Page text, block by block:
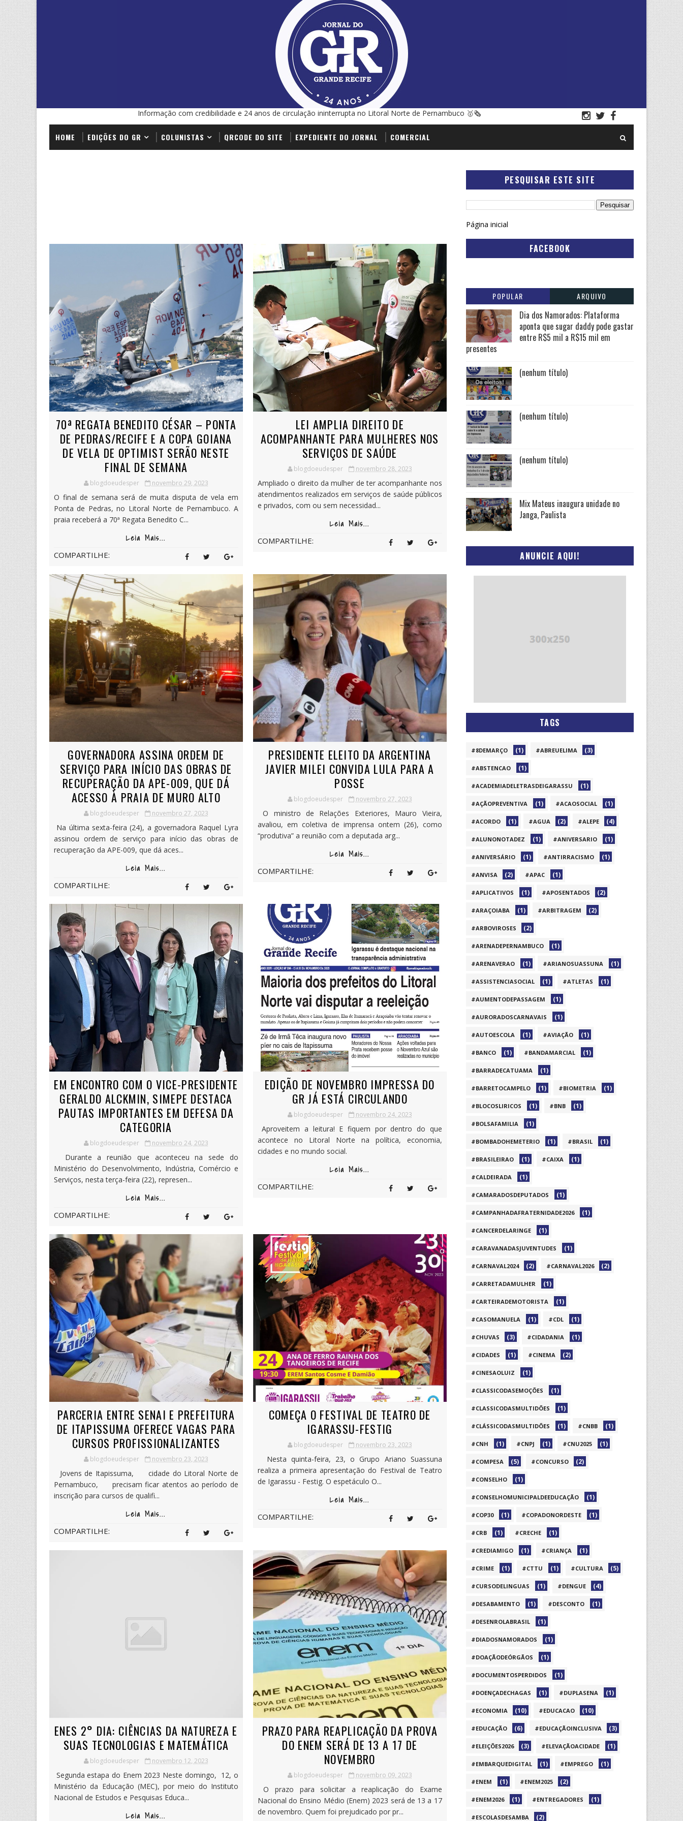
Informação com credibilidade e 24 anos de circulação ininterrupta no Litoral Norte de Pernambuco 🥇🗞
HOME EDIÇÕES DO GR COLUNISTAS QRCODE DO SITE EXPEDIENTE DO JORNAL COMERCIAL
70ª REGATA BENEDITO CÉSAR – PONTA
DE PEDRAS/RECIFE E A COPA GOIANA
DE VELA DE OPTIMIST SERÃO NESTE
FINAL DE SEMANA
blogdoeudesper novembro 29, 2023
O final de semana será de muita disputa de vela em
Ponta de Pedras, no Litoral Norte de Pernambuco. A
praia receberá a 70ª Regata Benedito C...
Leia Mais...
COMPARTILHE:
LEI AMPLIA DIREITO DE
ACOMPANHANTE PARA MULHERES NOS
SERVIÇOS DE SAÚDE
blogdoeudesper novembro 28, 2023
Ampliado o direito da mulher de ter acompanhante nos
atendimentos realizados em serviços de saúde públicos
e privados, com ou sem necessidad...
Leia Mais...
COMPARTILHE:
GOVERNADORA ASSINA ORDEM DE
SERVIÇO PARA INÍCIO DAS OBRAS DE
RECUPERAÇÃO DA APE-009, QUE DÁ
ACESSO À PRAIA DE MURO ALTO
blogdoeudesper novembro 27, 2023
Na última sexta-feira (24), a governadora Raquel Lyra
assinou ordem de serviço para início das obras de
recuperação da APE-009, que dá aces...
Leia Mais...
COMPARTILHE:
PRESIDENTE ELEITO DA ARGENTINA
JAVIER MILEI CONVIDA LULA PARA A
POSSE
blogdoeudesper novembro 27, 2023
O ministro de Relações Exteriores, Mauro Vieira,
avaliou, em coletiva de imprensa ontem (26), como
“produtiva” a reunião com a deputada arg...
Leia Mais...
COMPARTILHE:
EM ENCONTRO COM O VICE-PRESIDENTE
GERALDO ALCKMIN, SIMEPE DESTACA
PAUTAS IMPORTANTES EM DEFESA DA
CATEGORIA
blogdoeudesper novembro 24, 2023
Durante a reunião que aconteceu na sede do
Ministério do Desenvolvimento, Indústria, Comércio e
Serviços, nesta terça-feira (22), represen...
Leia Mais...
COMPARTILHE:
EDIÇÃO DE NOVEMBRO IMPRESSA DO
GR JÁ ESTÁ CIRCULANDO
blogdoeudesper novembro 24, 2023
Aproveitem a leitura! E fiquem por dentro do que
acontece no Litoral Norte na política, economia,
cidades e no mundo social.
Leia Mais...
COMPARTILHE:
PARCERIA ENTRE SENAI E PREFEITURA
DE ITAPISSUMA OFERECE VAGAS PARA
CURSOS PROFISSIONALIZANTES
blogdoeudesper novembro 23, 2023
Jovens de Itapissuma, cidade do Litoral Norte de
Pernambuco, precisam ficar atentos ao período de
inscrição para cursos de qualifi...
Leia Mais...
COMPARTILHE:
COMEÇA O FESTIVAL DE TEATRO DE
IGARASSU-FESTIG
blogdoeudesper novembro 23, 2023
Nesta quinta-feira, 23, o Grupo Ariano Suassuna
realiza a primeira apresentação do Festival de Teatro
de Igarassu - Festig. O espetáculo O...
Leia Mais...
COMPARTILHE:
ENES 2° DIA: CIÊNCIAS DA NATUREZA E
SUAS TECNOLOGIAS E MATEMÁTICA
blogdoeudesper novembro 12, 2023
Segunda estapa do Enem 2023 Neste domingo, 12, o
Ministério da Educação (MEC), por meio do Instituto
Nacional de Estudos e Pesquisas Educa...
Leia Mais...
PRAZO PARA REAPLICAÇÃO DA PROVA
DO ENEM SERÁ DE 13 A 17 DE
NOVEMBRO
blogdoeudesper novembro 09, 2023
O prazo para solicitar a reaplicação do Exame
Nacional do Ensino Médio (Enem) 2023 será de 13 a 17
de novembro. Quem foi prejudicado por pr...
PESQUISAR ESTE SITE
Página inicial
FACEBOOK
POPULAR ARQUIVO
Dia dos Namorados: Plataforma
aponta que sugar daddy pode gastar
entre R$5 mil a R$15 mil em
presentes
(nenhum título)
(nenhum título)
(nenhum título)
Mix Mateus inaugura unidade no
Janga, Paulista
ANUNCIE AQUI!
TAGS
#8DEMARÇO (1) #ABREUELIMA (3)
#ABSTENCAO (1)
#ACADEMIADELETRASDEIGARASSU (1)
#AÇÃOPREVENTIVA (1) #ACAOSOCIAL (1)
#ACORDO (1) #AGUA (2) #ALEPE (4)
#ALUNONOTADEZ (1) #ANIVERSARIO (1)
#ANIVERSÁRIO (1) #ANTIRRACISMO (1)
#ANVISA (2) #APAC (1)
#APLICATIVOS (1) #APOSENTADOS (2)
#ARAÇOIABA (1) #ARBITRAGEM (2)
#ARBOVIROSES (2)
#ARENADEPERNAMBUCO (1)
#ARENAVERAO (1) #ARIANOSUASSUNA (1)
#ASSISTENCIASOCIAL (1) #ATLETAS (1)
#AUMENTODEPASSAGEM (1)
#AURORADOSCARNAVAIS (1)
#AUTOESCOLA (1) #AVIAÇÃO (1)
#BANCO (1) #BANDAMARCIAL (1)
#BARRADECATUAMA (1)
#BARRETOCAMPELO (1) #BIOMETRIA (1)
#BLOCOSLIRICOS (1) #BNB (1)
#BOLSAFAMILIA (1)
#BOMBADOHEMETERIO (1) #BRASIL (1)
#BRASILEIRAO (1) #CAIXA (1)
#CALDEIRADA (1)
#CAMARADOSDEPUTADOS (1)
#CAMPANHADAFRATERNIDADE2026 (1)
#CANCERDELARINGE (1)
#CARAVANADASJUVENTUDES (1)
#CARNAVAL2024 (2) #CARNAVAL2026 (2)
#CARRETADAMULHER (1)
#CARTEIRADEMOTORISTA (1)
#CASOMANUELA (1) #CDL (1)
#CHUVAS (3) #CIDADANIA (1)
#CIDADES (1) #CINEMA (2)
#CINESAOLUIZ (1)
#CLASSICODASEMOÇÕES (1)
#CLASSICODASMULTIDÕES (1)
#CLÁSSICODASMULTIDÕES (1) #CNBB (1)
#CNH (1) #CNPJ (1) #CNU2025 (1)
#COMPESA (5) #CONCURSO (2)
#CONSELHO (1)
#CONSELHOMUNICIPALDEEDUCAÇÃO (1)
#COP30 (1) #COPADONORDESTE (1)
#CRB (1) #CRECHE (1)
#CREDIAMIGO (1) #CRIANÇA (1)
#CRIME (1) #CTTU (1) #CULTURA (5)
#CURSODELINGUAS (1) #DENGUE (4)
#DESABAMENTO (1) #DESCONTO (1)
#DESENROLABRASIL (1)
#DIADOSNAMORADOS (1)
#DOAÇÃODEÓRGÃOS (1)
#DOCUMENTOSPERDIDOS (1)
#DOENÇADECHAGAS (1) #DUPLASENA (1)
#ECONOMIA (10) #EDUCACAO (10)
#EDUCAÇÃO (6) #EDUCAÇÃOINCLUSIVA (3)
#ELEIÇÕES2026 (3) #ELEVAÇÃOACIDADE (1)
#EMBARQUEDIGITAL (1) #EMPREGO (1)
#ENEM (1) #ENEM2025 (2)
#ENEM2026 (1) #ENTREGADORES (1)
#ESCOLASDESAMBA (2)